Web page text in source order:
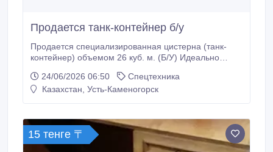
Продается танк-контейнер б/у
Продается специализированная цистерна (танк-
контейнер) объемом 26 куб. м. (Б/У) Идеально
агрессивных химических сред, кислот, щелочей, а
также жидкостей, требующих строгого
Тип: Т11 - Объем: 24 000 л.
24/06/2026 06:50
Спецтехника
Казахстан, Усть-Каменогорск
15 тенге 〒